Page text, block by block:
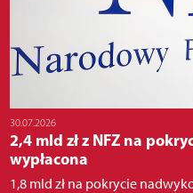
30.07.2026
2,4 mld zł z NFZ na
wypłacona
1,8 mld zł na pokrycie